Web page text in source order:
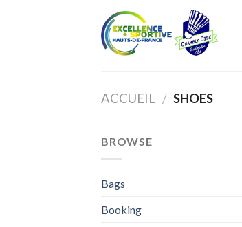
ACCUEIL / SHOES
BROWSE
Bags
Booking